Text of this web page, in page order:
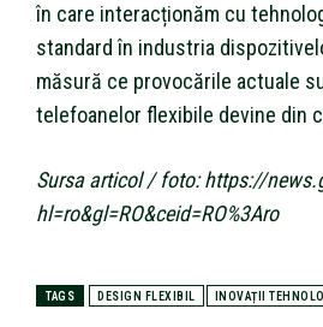
în care interacționăm cu
standard în industria
măsură ce provocările actuale
telefoanelor flexibile devine din
Sursa articol / foto: https://
hl=ro&gl=RO&ceid=RO%3Aro
TAGS DESIGN FLEXIBIL INOVAȚII